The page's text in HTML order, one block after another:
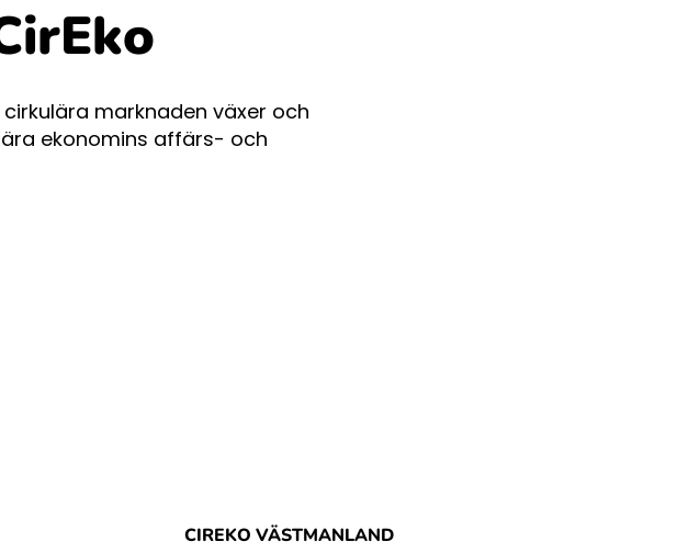
marknaden växer och
ekonomins affärs- och
CIREKO VÄSTMANLAND